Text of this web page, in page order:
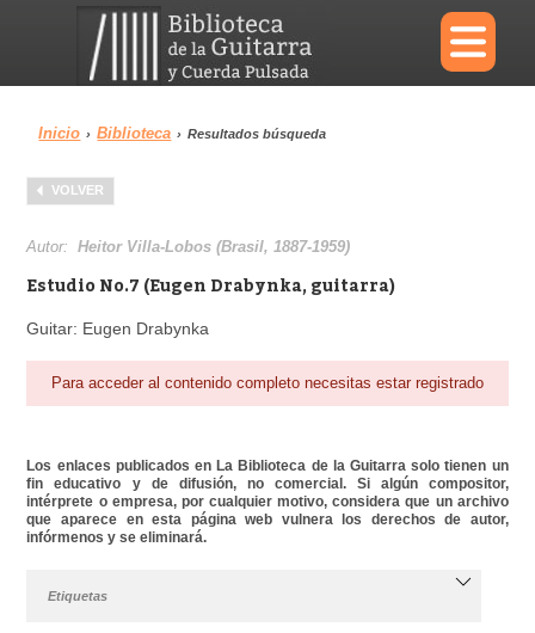
×
Menu
Biblioteca Diccionario
Área personal Reproductor
Inicio › Biblioteca › Resultados búsqueda
VOLVER
Autor:Heitor Villa-Lobos (Brasil, 1887-1959)
Estudio No.7 (Eugen Drabynka, guitarra)
Guitar: Eugen Drabynka
Para acceder al contenido completo necesitas estar registrado
Los enlaces publicados en La Biblioteca de la Guitarra solo tienen un
fin educativo y de difusión, no comercial. Si algún compositor,
intérprete o empresa, por cualquier motivo, considera que un archivo
que aparece en esta página web vulnera los derechos de autor,
infórmenos y se eliminará.
Etiquetas